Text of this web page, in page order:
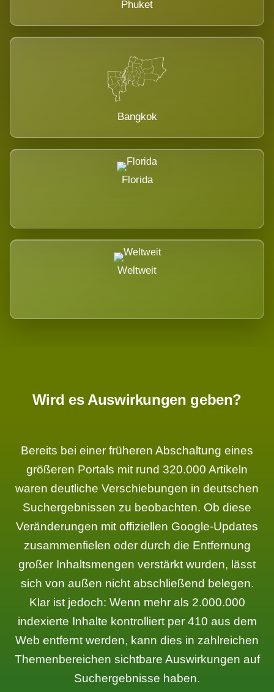
Phuket
Bangkok
Florida
Weltweit
Wird es Auswirkungen geben?
Bereits bei einer früheren Abschaltung eines
größeren Portals mit rund 320.000 Artikeln
waren deutliche Verschiebungen in deutschen
Suchergebnissen zu beobachten. Ob diese
Veränderungen mit offiziellen Google-Updates
zusammenfielen oder durch die Entfernung
großer Inhaltsmengen verstärkt wurden, lässt
sich von außen nicht abschließend belegen.
Klar ist jedoch: Wenn mehr als 2.000.000
indexierte Inhalte kontrolliert per 410 aus dem
Web entfernt werden, kann dies in zahlreichen
Themenbereichen sichtbare Auswirkungen auf
Suchergebnisse haben.